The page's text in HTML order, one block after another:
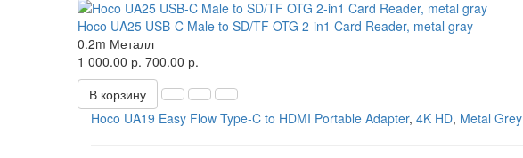
Hoco UA25 USB-C Male to SD/TF OTG 2-in1 Card Reader, metal gray
0.2m Металл
1 000.00 р. 700.00 р.
В корзину
Hoco UA19 Easy Flow Type-C to HDMI Portable Adapter, 4K HD, Metal Grey